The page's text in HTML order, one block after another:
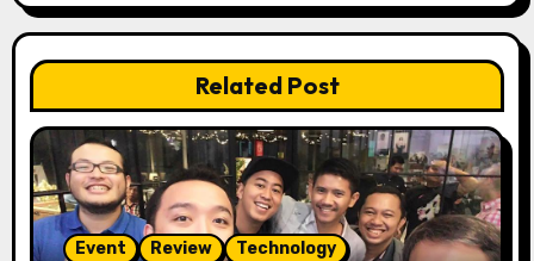
a
t
i
o
n
Related Post
Event Review Technology